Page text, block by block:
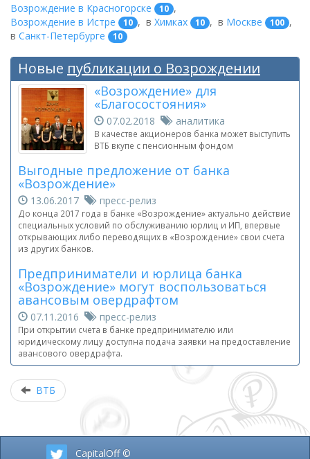
Возрождение в Красногорске 10 ,
Возрождение в Истре
10 , в Химках 10 , в Москве 100 ,
в Санкт-Петербурге 10
Новые публикации о Возрождении
«Возрождение» для
«Благосостояния»
07.02.2018 аналитика
В качестве акционеров банка может выступить
ВТБ вкупе с пенсионным фондом
Выгодные предложение от банка
«Возрождение»
13.06.2017 пресс-релиз
До конца 2017 года в банке «Возрождение» актуально действие
специальных условий по обслуживанию юрлиц и ИП, впервые
открывающих либо переводящих в «Возрождение» свои счета
из других банков.
Предприниматели и юрлица банка
«Возрождение» могут воспользоваться
авансовым овердрафтом
07.11.2016 пресс-релиз
При открытии счета в банке предпринимателю или
юридическому лицу доступна подача заявки на предоставление
авансового овердрафта.
ВТБ
CapitalOff ©